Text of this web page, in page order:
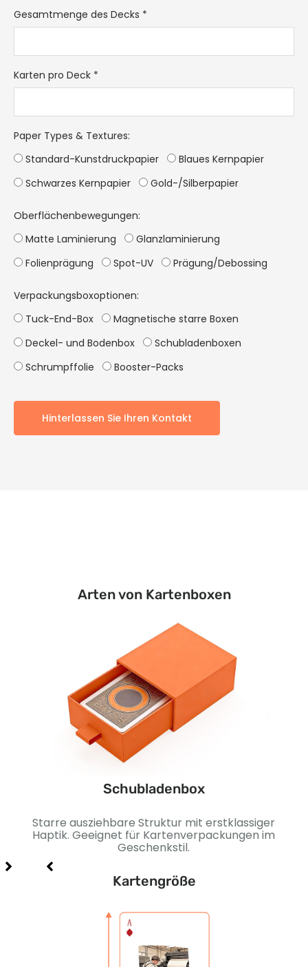
Gesamtmenge des Decks *
Karten pro Deck *
Paper Types & Textures:
Standard-Kunstdruckpapier
Blaues Kernpapier
Schwarzes Kernpapier
Gold-/Silberpapier
Oberflächenbewegungen:
Matte Laminierung
Glanzlaminierung
Folienprägung
Spot-UV Prägung/Debossing
Verpackungsboxoptionen:
Tuck-End-Box
Magnetische starre Boxen
Deckel- und Bodenbox
Schubladenboxen
Schrumpffolie
Booster-Packs
Hinterlassen Sie Ihren Kontakt
Arten von Kartenboxen
Schubladenbox
Starre ausziehbare Struktur mit erstklassiger
Haptik. Geeignet für Kartenverpackungen im
Geschenkstil.
Kartengröße